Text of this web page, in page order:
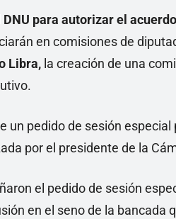
DNU para autorizar el
en comisiones de
Libra, la creación de una
un pedido de sesión
por el presidente de la
el pedido de sesión
en el seno de la bancada